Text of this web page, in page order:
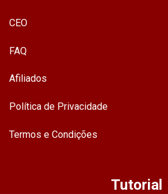
CEO
FAQ
Afiliados
Política de Privacidade
Termos e Condições
Tutorial